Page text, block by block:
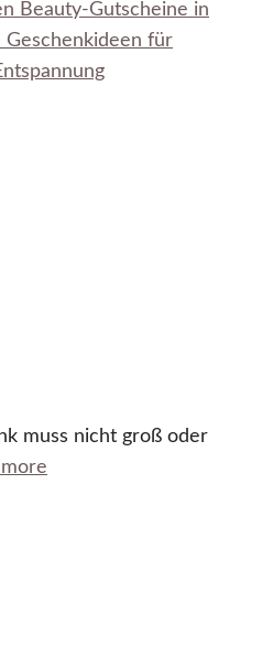
Beauty-Gutscheine in
Geschenkideen für
muss nicht groß oder
more